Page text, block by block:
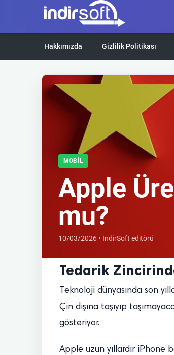
Hakkımızda Gizlilik Politikası
MOBIL
Apple
mu?
10/03/2026 • İndirSoft editörü
Tedarik
Teknoloji dünyasında son
Çin dışına taşıyıp
gösteriyor.
Apple uzun yıllardır iPhone